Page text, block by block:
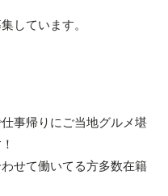
しています。
事帰りにご当地グルメ堪
せて働いてる方多数在籍